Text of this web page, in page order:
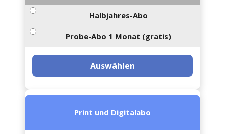
Halbjahres-Abo
Probe-Abo 1 Monat (gratis)
Auswählen
Print und Digitalabo